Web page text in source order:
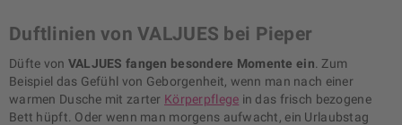
Duftlinien von VALJUES bei Pieper
Düfte von VALJUES fangen besondere Momente ein . Zum
Beispiel das Gefühl von Geborgenheit, wenn man nach einer
warmen Dusche mit zarter Körperpflege in das frisch bezogene
Bett hüpft. Oder wenn man morgens aufwacht, ein Urlaubstag